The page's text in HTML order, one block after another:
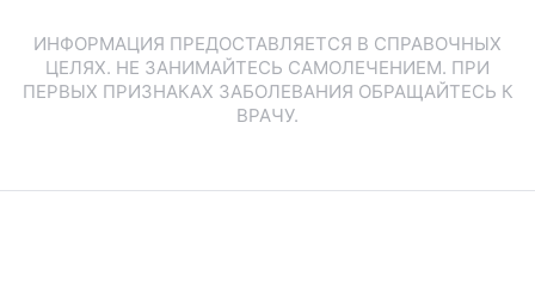
ИНФОРМАЦИЯ ПРЕДОСТАВЛЯЕТСЯ В СПРАВОЧНЫХ
ЦЕЛЯХ. НЕ ЗАНИМАЙТЕСЬ САМОЛЕЧЕНИЕМ. ПРИ
ПЕРВЫХ ПРИЗНАКАХ ЗАБОЛЕВАНИЯ ОБРАЩАЙТЕСЬ К
ВРАЧУ.